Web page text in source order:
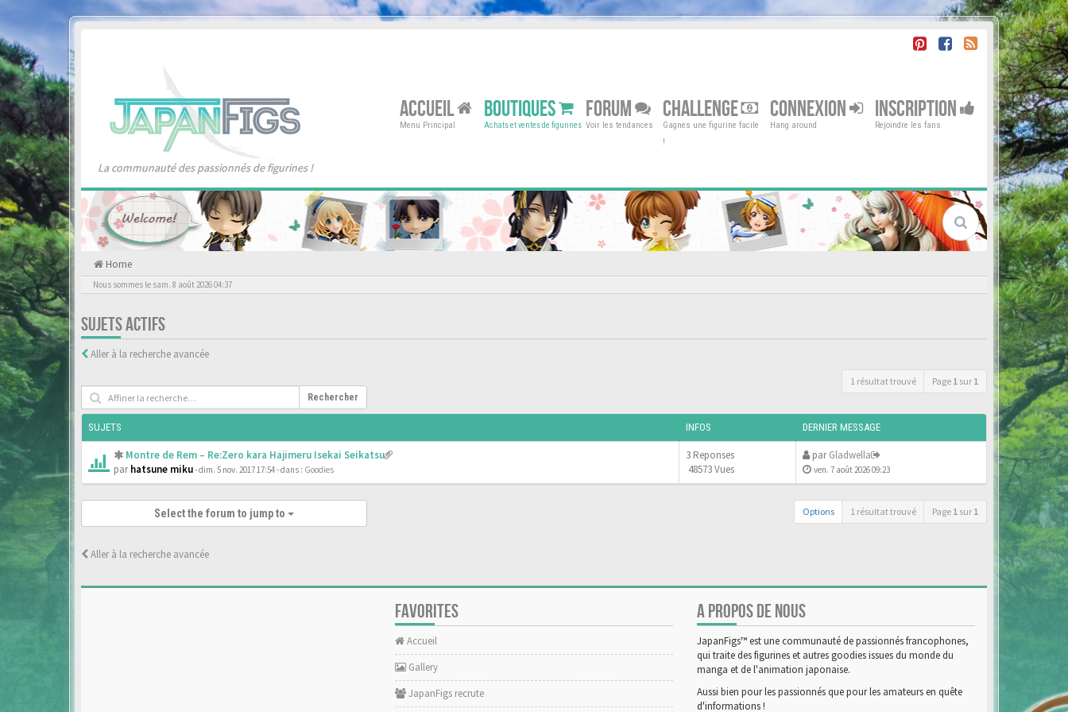
La communauté des passionnés de figurines !
ACCUEIL
Menu Principal
BOUTIQUES
Achats et ventes de figurines
FORUM
Voir les tendances
CHALLENGE
Gagnes une figurine facile
!
CONNEXION
Hang around
INSCRIPTION
Rejoindre les fans
Home
Nous sommes le sam. 8 août 2026 04:37
SUJETS ACTIFS
Aller à la recherche avancée
Rechercher
1 résultat trouvé Page 1 sur 1
SUJETS INFOS DERNIER MESSAGE
Montre de Rem – Re:Zero kara Hajimeru Isekai Seikatsu
parhatsune miku- dim. 5 nov. 2017 17:54- dans : Goodies
3 Reponses
48573 Vues
parGladwella
ven. 7 août 2026 09:23
Options 1 résultat trouvé Page 1 sur 1
Select the forum to jump to
Aller à la recherche avancée
FAVORITES
Accueil
Gallery
JapanFigs recrute
A PROPOS DE NOUS
JapanFigs™ est une communauté de passionnés francophones,
qui traite des figurines et autres goodies issues du monde du
manga et de l'animation japonaise.
Aussi bien pour les passionnés que pour les amateurs en quête
d'informations !